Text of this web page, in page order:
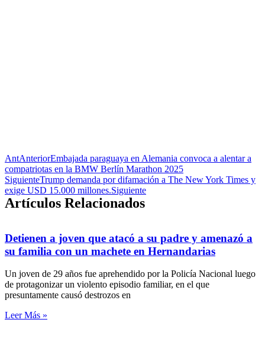
AntAnteriorEmbajada paraguaya en Alemania convoca a alentar a
compatriotas en la BMW Berlín Marathon 2025
SiguienteTrump demanda por difamación a The New York Times y
exige USD 15.000 millones.Siguiente
Artículos Relacionados
Detienen a joven que atacó a su padre y amenazó a
su familia con un machete en Hernandarias
Un joven de 29 años fue aprehendido por la Policía Nacional luego
de protagonizar un violento episodio familiar, en el que
presuntamente causó destrozos en
Leer Más »